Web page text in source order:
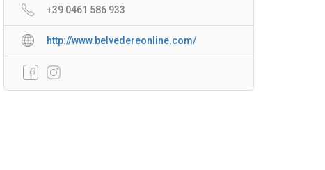
+39 0461 586 933
http://www.belvedereonline.com/